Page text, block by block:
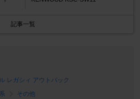
記事一覧
レガシィ アウトバック
その他